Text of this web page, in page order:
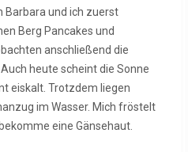
Barbara und ich zuerst
Berg Pancakes und
anschließend die
heute scheint die Sonne
eiskalt. Trotzdem liegen
im Wasser. Mich fröstelt
eine Gänsehaut.